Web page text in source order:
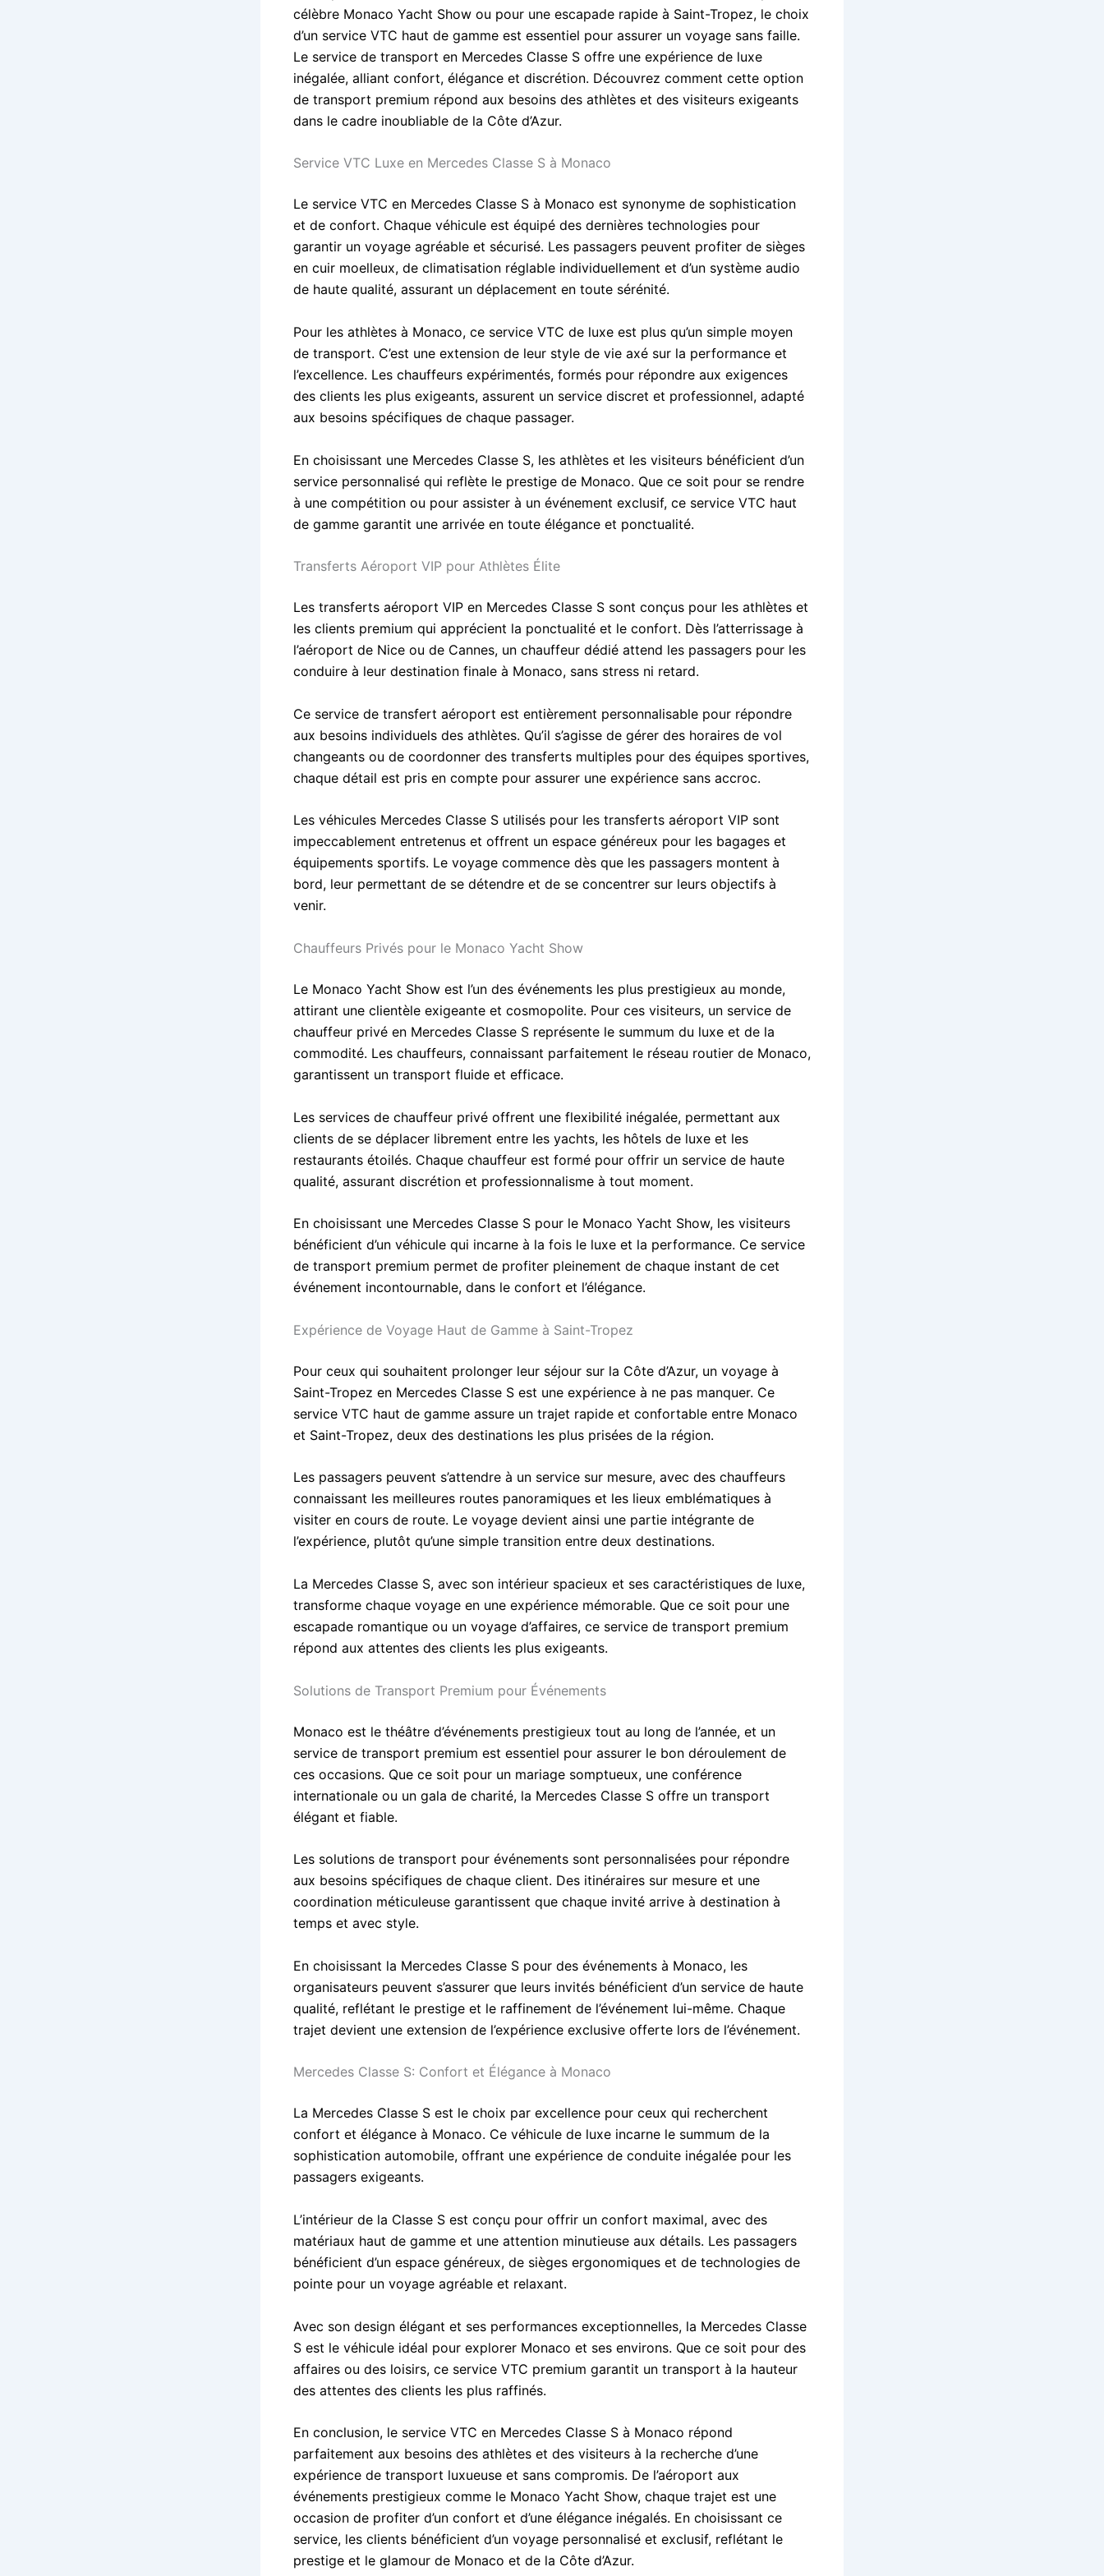
célèbre Monaco Yacht Show ou pour une escapade rapide à Saint-Tropez, le choix
d’un service VTC haut de gamme est essentiel pour assurer un voyage sans faille.
Le service de transport en Mercedes Classe S offre une expérience de luxe
inégalée, alliant confort, élégance et discrétion. Découvrez comment cette option
de transport premium répond aux besoins des athlètes et des visiteurs exigeants
dans le cadre inoubliable de la Côte d’Azur.
Service VTC Luxe en Mercedes Classe S à Monaco
Le service VTC en Mercedes Classe S à Monaco est synonyme de sophistication
et de confort. Chaque véhicule est équipé des dernières technologies pour
garantir un voyage agréable et sécurisé. Les passagers peuvent profiter de sièges
en cuir moelleux, de climatisation réglable individuellement et d’un système audio
de haute qualité, assurant un déplacement en toute sérénité.
Pour les athlètes à Monaco, ce service VTC de luxe est plus qu’un simple moyen
de transport. C’est une extension de leur style de vie axé sur la performance et
l’excellence. Les chauffeurs expérimentés, formés pour répondre aux exigences
des clients les plus exigeants, assurent un service discret et professionnel, adapté
aux besoins spécifiques de chaque passager.
En choisissant une Mercedes Classe S, les athlètes et les visiteurs bénéficient d’un
service personnalisé qui reflète le prestige de Monaco. Que ce soit pour se rendre
à une compétition ou pour assister à un événement exclusif, ce service VTC haut
de gamme garantit une arrivée en toute élégance et ponctualité.
Transferts Aéroport VIP pour Athlètes Élite
Les transferts aéroport VIP en Mercedes Classe S sont conçus pour les athlètes et
les clients premium qui apprécient la ponctualité et le confort. Dès l’atterrissage à
l’aéroport de Nice ou de Cannes, un chauffeur dédié attend les passagers pour les
conduire à leur destination finale à Monaco, sans stress ni retard.
Ce service de transfert aéroport est entièrement personnalisable pour répondre
aux besoins individuels des athlètes. Qu’il s’agisse de gérer des horaires de vol
changeants ou de coordonner des transferts multiples pour des équipes sportives,
chaque détail est pris en compte pour assurer une expérience sans accroc.
Les véhicules Mercedes Classe S utilisés pour les transferts aéroport VIP sont
impeccablement entretenus et offrent un espace généreux pour les bagages et
équipements sportifs. Le voyage commence dès que les passagers montent à
bord, leur permettant de se détendre et de se concentrer sur leurs objectifs à
venir.
Chauffeurs Privés pour le Monaco Yacht Show
Le Monaco Yacht Show est l’un des événements les plus prestigieux au monde,
attirant une clientèle exigeante et cosmopolite. Pour ces visiteurs, un service de
chauffeur privé en Mercedes Classe S représente le summum du luxe et de la
commodité. Les chauffeurs, connaissant parfaitement le réseau routier de Monaco,
garantissent un transport fluide et efficace.
Les services de chauffeur privé offrent une flexibilité inégalée, permettant aux
clients de se déplacer librement entre les yachts, les hôtels de luxe et les
restaurants étoilés. Chaque chauffeur est formé pour offrir un service de haute
qualité, assurant discrétion et professionnalisme à tout moment.
En choisissant une Mercedes Classe S pour le Monaco Yacht Show, les visiteurs
bénéficient d’un véhicule qui incarne à la fois le luxe et la performance. Ce service
de transport premium permet de profiter pleinement de chaque instant de cet
événement incontournable, dans le confort et l’élégance.
Expérience de Voyage Haut de Gamme à Saint-Tropez
Pour ceux qui souhaitent prolonger leur séjour sur la Côte d’Azur, un voyage à
Saint-Tropez en Mercedes Classe S est une expérience à ne pas manquer. Ce
service VTC haut de gamme assure un trajet rapide et confortable entre Monaco
et Saint-Tropez, deux des destinations les plus prisées de la région.
Les passagers peuvent s’attendre à un service sur mesure, avec des chauffeurs
connaissant les meilleures routes panoramiques et les lieux emblématiques à
visiter en cours de route. Le voyage devient ainsi une partie intégrante de
l’expérience, plutôt qu’une simple transition entre deux destinations.
La Mercedes Classe S, avec son intérieur spacieux et ses caractéristiques de luxe,
transforme chaque voyage en une expérience mémorable. Que ce soit pour une
escapade romantique ou un voyage d’affaires, ce service de transport premium
répond aux attentes des clients les plus exigeants.
Solutions de Transport Premium pour Événements
Monaco est le théâtre d’événements prestigieux tout au long de l’année, et un
service de transport premium est essentiel pour assurer le bon déroulement de
ces occasions. Que ce soit pour un mariage somptueux, une conférence
internationale ou un gala de charité, la Mercedes Classe S offre un transport
élégant et fiable.
Les solutions de transport pour événements sont personnalisées pour répondre
aux besoins spécifiques de chaque client. Des itinéraires sur mesure et une
coordination méticuleuse garantissent que chaque invité arrive à destination à
temps et avec style.
En choisissant la Mercedes Classe S pour des événements à Monaco, les
organisateurs peuvent s’assurer que leurs invités bénéficient d’un service de haute
qualité, reflétant le prestige et le raffinement de l’événement lui-même. Chaque
trajet devient une extension de l’expérience exclusive offerte lors de l’événement.
Mercedes Classe S: Confort et Élégance à Monaco
La Mercedes Classe S est le choix par excellence pour ceux qui recherchent
confort et élégance à Monaco. Ce véhicule de luxe incarne le summum de la
sophistication automobile, offrant une expérience de conduite inégalée pour les
passagers exigeants.
L’intérieur de la Classe S est conçu pour offrir un confort maximal, avec des
matériaux haut de gamme et une attention minutieuse aux détails. Les passagers
bénéficient d’un espace généreux, de sièges ergonomiques et de technologies de
pointe pour un voyage agréable et relaxant.
Avec son design élégant et ses performances exceptionnelles, la Mercedes Classe
S est le véhicule idéal pour explorer Monaco et ses environs. Que ce soit pour des
affaires ou des loisirs, ce service VTC premium garantit un transport à la hauteur
des attentes des clients les plus raffinés.
En conclusion, le service VTC en Mercedes Classe S à Monaco répond
parfaitement aux besoins des athlètes et des visiteurs à la recherche d’une
expérience de transport luxueuse et sans compromis. De l’aéroport aux
événements prestigieux comme le Monaco Yacht Show, chaque trajet est une
occasion de profiter d’un confort et d’une élégance inégalés. En choisissant ce
service, les clients bénéficient d’un voyage personnalisé et exclusif, reflétant le
prestige et le glamour de Monaco et de la Côte d’Azur.